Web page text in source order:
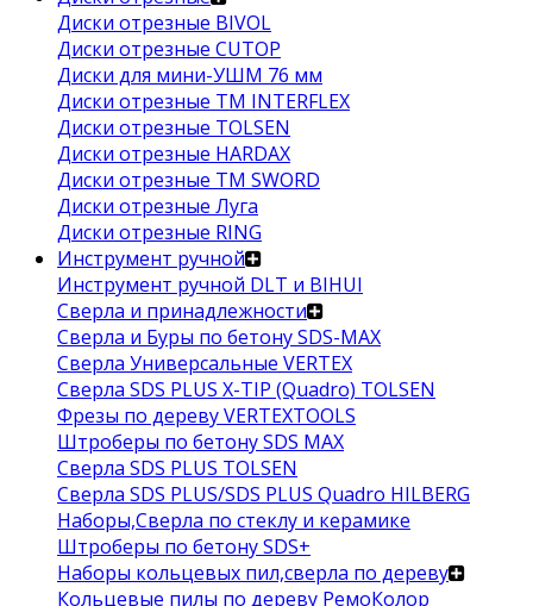
Диски отрезные BIVOL
Диски отрезные CUTOP
Диски для мини-УШМ 76 мм
Диски отрезные ТМ INTERFLEX
Диски отрезные TOLSEN
Диски отрезные HARDAX
Диски отрезные ТМ SWORD
Диски отрезные Луга
Диски отрезные RING
Инструмент ручной
Инструмент ручной DLT и BIHUI
Сверла и принадлежности
Сверла и Буры по бетону SDS-MAX
Сверла Универсальные VERTEX
Сверла SDS PLUS X-TIP (Quadro) TOLSEN
Фрезы по дереву VERTEXTOOLS
Штроберы по бетону SDS MAX
Сверла SDS PLUS TOLSEN
Сверла SDS PLUS/SDS PLUS Quadro HILBERG
Наборы,Сверла по стеклу и керамике
Штроберы по бетону SDS+
Наборы кольцевых пил,сверла по дереву
Кольцевые пилы по дереву РемоКолор